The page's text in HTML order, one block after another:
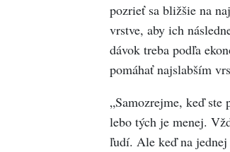
pozrieť sa bližšie na
vrstve, aby ich
dávok treba podľa
pomáhať najslabším
„Samozrejme, keď
lebo tých je menej.
ľudí. Ale keď na jednej